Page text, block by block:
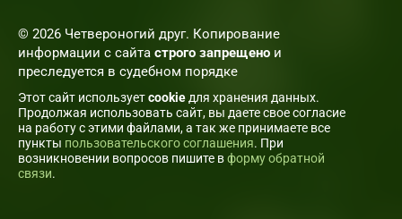
© 2026 Четвероногий друг. Копирование
информации с сайта строго запрещено и
преследуется в судебном порядке
Этот сайт используетcookie для хранения данных.
Продолжая использовать сайт, вы даете свое согласие
на работу с этими файлами, а так же принимаете все
пункты пользовательского соглашения. При
возникновении вопросов пишите вформу обратной
связи.